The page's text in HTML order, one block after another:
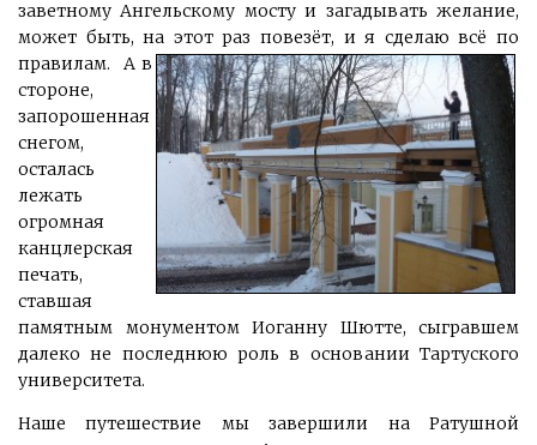
заветному Ангельскому мосту и загадывать желание,
может быть, на этот раз повезёт, и я сделаю всё по
правилам. Ав
стороне,
запорошенная
снегом,
осталась
лежать
огромная
канцлерская
печать,
ставшая
памятным монументом Иоганну Шютте, сыгравшем
далеко не последнюю роль в основании Тартуского
университета.
Наше путешествие мы завершили на Ратушной